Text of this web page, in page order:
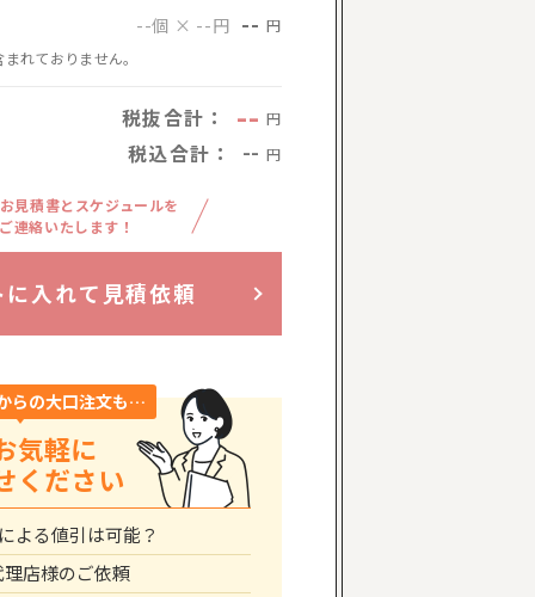
--個 × --円 -- 円
れておりません。
税抜合計： -- 円
税込合計： -- 円
見積書とスケジュールを
ご連絡いたします！
に入れて見積依頼
らの大口注文も…
気軽に
ください
よる値引は可能？
店様のご依頼